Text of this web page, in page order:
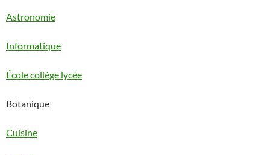
Astronomie
Informatique
École collège lycée
Botanique
Cuisine